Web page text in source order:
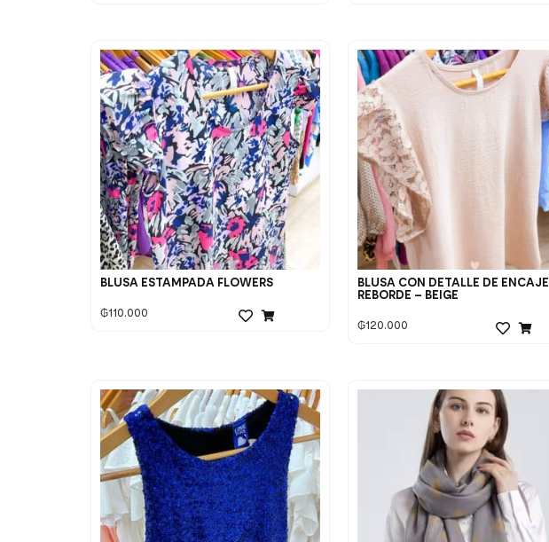
BLUSA ESTAMPADA FLOWERS
₲110.000
BLUSA CON DETALLE DE ENCAJE
REBORDE – BEIGE
₲120.000